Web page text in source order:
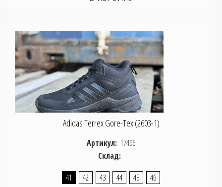
Adidas Terrex Gore-Tex (2603-1)
Артикул: 17496
Склад:
41 42 43 44 45
46